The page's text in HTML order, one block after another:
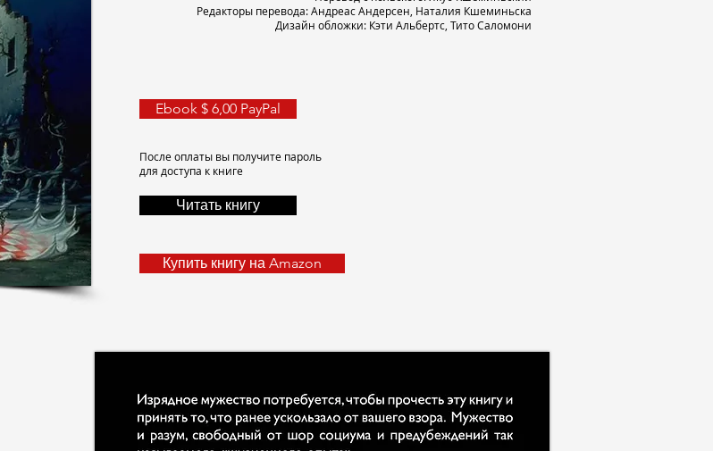
Редакторы перевода: Андреас Андерсен, Наталия Кшеминьска
Дизайн обложки: Кэти Альбертс, Тито Саломони
Ebook $ 6,00 PayPal
После оплаты вы получите пароль
для доступа к книге
Читать книгу
Купить книгу на Amazon